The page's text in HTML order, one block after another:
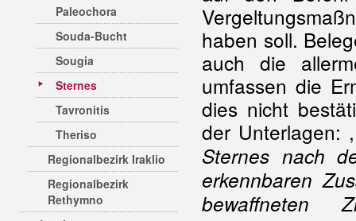
Paleochora
Souda-Bucht
Sougia
Sternes
Tavronitis
Theriso
Regionalbezirk Iraklio
Regionalbezirk
Rethymno
haben soll.
auch die
umfassen die
dies nicht
der Unterlagen:
Sternes nach
erkennbaren
bewaffneten